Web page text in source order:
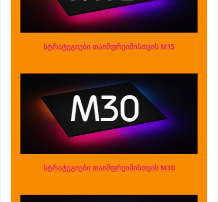
სტრატეგიები თაიმფრეიმისთვის M15
სტრატეგიები თაიმფრეიმისთვის M30